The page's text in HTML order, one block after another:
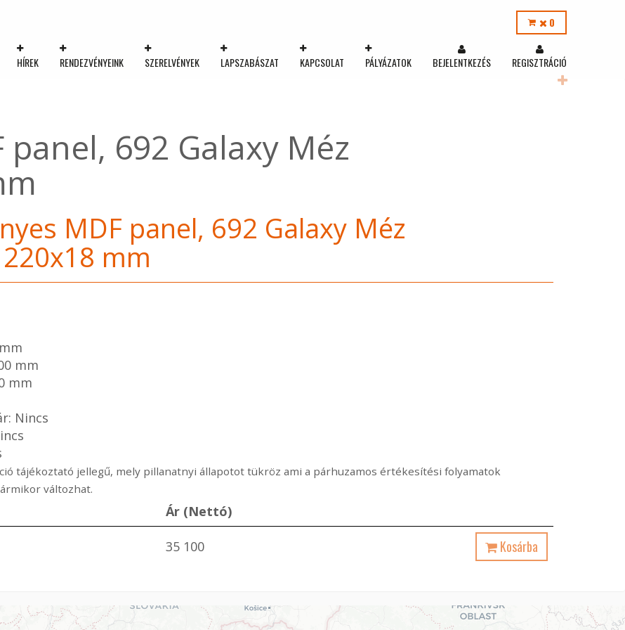
HÍREK RENDEZVÉNYEINK SZERELVÉNYEK LAPSZABÁSZAT KAPCSOLAT PÁLYÁZATOK
0
BEJELENTKEZÉS REGISZTRÁCIÓ
panel, 692 Galaxy Méz
MDF panel, 692 Galaxy Méz
mm
mm
mm
Nincs
tájékoztató jellegű, mely pillanatnyi állapotot tükröz ami a párhuzamos értékesítési folyamatok
változhat.
Ár (Nettó)
35 100 Kosárba